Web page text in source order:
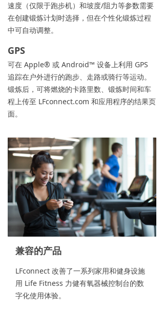
兼容的产品
LFconnect 改善了一系列家用和健身设施
用 Life Fitness 力健有氧器械控制台的数
字化使用体验。
速度（仅限于跑步机）和坡度/阻力等参数需要
在创建锻炼计划时选择，但在个性化锻炼过程
中可自动调整。
GPS
可在 Apple® 或 Android™ 设备上利用 GPS
追踪在户外进行的跑步、走路或骑行等运动。
锻炼后，可将燃烧的卡路里数、锻炼时间和车
程上传至 LFconnect.com 和应用程序的结果页
面。